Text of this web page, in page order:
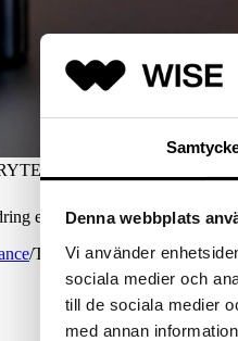
Denna webbplats
Vi använder
sociala medier och
till de sociala medier
med annan
INOM EKONOMI I
eller en oväntad vakans? Vi
/Trollhättan